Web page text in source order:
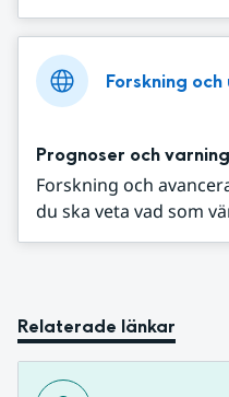
Forskning
Prognoser och
Forskning och
du ska veta vad som
Relaterade länkar